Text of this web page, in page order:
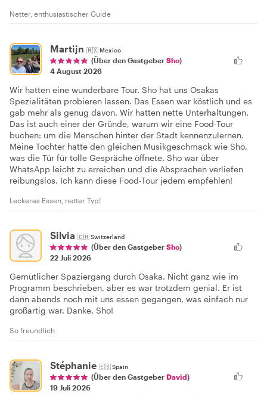
Netter, enthusiastischer Guide
Martijn 🇲🇽Mexico
(Über den Gastgeber Sho)
4 August 2026
Wir hatten eine wunderbare Tour. Sho hat uns Osakas
Spezialitäten probieren lassen. Das Essen war köstlich und es
gab mehr als genug davon. Wir hatten nette Unterhaltungen.
Das ist auch einer der Gründe, warum wir eine Food-Tour
buchen: um die Menschen hinter der Stadt kennenzulernen.
Meine Tochter hatte den gleichen Musikgeschmack wie Sho,
was die Tür für tolle Gespräche öffnete. Sho war über
WhatsApp leicht zu erreichen und die Absprachen verliefen
reibungslos. Ich kann diese Food-Tour jedem empfehlen!
Leckeres Essen, netter Typ!
Silvia 🇨🇭Switzerland
(Über den Gastgeber Sho)
22 Juli 2026
Gemütlicher Spaziergang durch Osaka. Nicht ganz wie im
Programm beschrieben, aber es war trotzdem genial. Er ist
dann abends noch mit uns essen gegangen, was einfach nur
großartig war. Danke, Sho!
So freundlich
Stéphanie 🇪🇸Spain
(Über den Gastgeber David)
19 Juli 2026